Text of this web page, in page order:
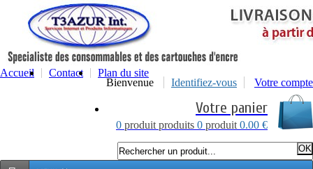
Accueil Contact
Plan du site
Bienvenue
Identifiez-vous Votre compte
Votre panier
0 produit produits 0 produit 0.00 €